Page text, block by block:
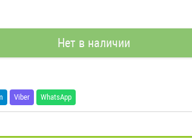
Нет в наличии
Viber WhatsApp